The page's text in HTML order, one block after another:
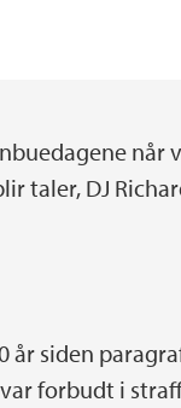
taler, DJ
år siden
forbudt i